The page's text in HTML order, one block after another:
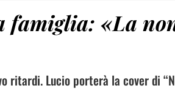
famiglia: «La
ritardi. Lucio porterà la cover di